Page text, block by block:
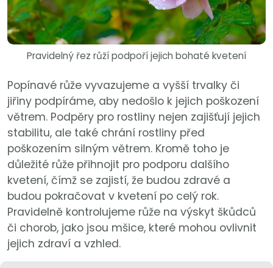
Pravidelný řez růží podpoří jejich bohaté kvetení
Popínavé růže vyvazujeme a vyšší trvalky či
jiřiny podpíráme, aby nedošlo k jejich poškození
větrem. Podpěry pro rostliny nejen zajišťují jejich
stabilitu, ale také chrání rostliny před
poškozením silným větrem. Kromě toho je
důležité růže přihnojit pro podporu dalšího
kvetení, čímž se zajistí, že budou zdravé a
budou pokračovat v kvetení po celý rok.
Pravidelně kontrolujeme růže na výskyt škůdců
či chorob, jako jsou mšice, které mohou ovlivnit
jejich zdraví a vzhled.